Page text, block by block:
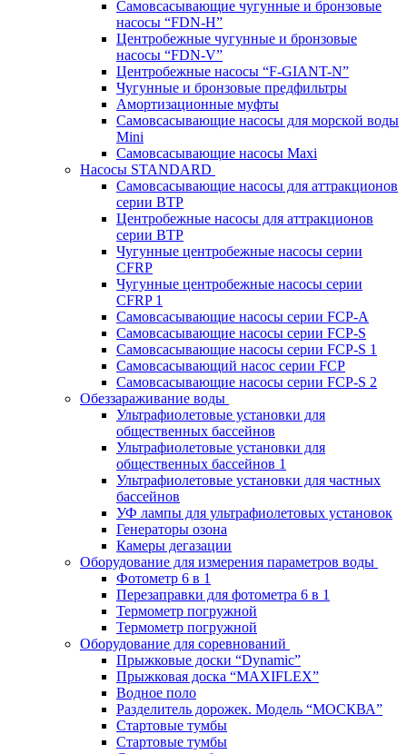
Самовсасывающие чугунные и бронзовые
насосы “FDN-Н”
Центробежные чугунные и бронзовые
насосы “FDN-V”
Центробежные насосы “F-GIANT-N”
Чугунные и бронзовые предфильтры
Амортизационные муфты
Самовсасывающие насосы для морской воды
Mini
Самовсасывающие насосы Maxi
Насосы STANDARD
Самовсасывающие насосы для аттракционов
серии BTP
Центробежные насосы для аттракционов
серии BTP
Чугунные центробежные насосы серии
CFRP
Чугунные центробежные насосы серии
CFRP 1
Самовсасывающие насосы серии FCP-A
Самовсасывающие насосы серии FCP-S
Самовсасывающие насосы серии FCP-S 1
Самовсасывающий насос серии FCP
Самовсасывающие насосы серии FCP-S 2
Обеззараживание воды
Ультрафиолетовые установки для
общественных бассейнов
Ультрафиолетовые установки для
общественных бассейнов 1
Ультрафиолетовые установки для частных
бассейнов
УФ лампы для ультрафиолетовых установок
Генераторы озона
Камеры дегазации
Оборудование для измерения параметров воды
Фотометр 6 в 1
Перезаправки для фотометра 6 в 1
Термометр погружной
Термометр погружной
Оборудование для соревнований
Прыжковые доски “Dynamic”
Прыжковая доска “MAXIFLEX”
Водное поло
Разделитель дорожек. Модель “МОСКВА”
Стартовые тумбы
Стартовые тумбы